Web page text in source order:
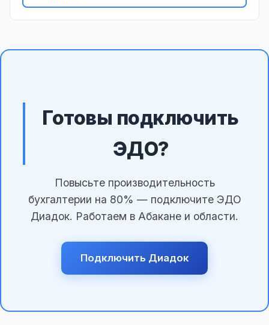
Готовы подключить
ЭДО?
Повысьте производительность
бухгалтерии на 80% — подключите ЭДО
Диадок. Работаем в Абакане и области.
Подключить Диадок